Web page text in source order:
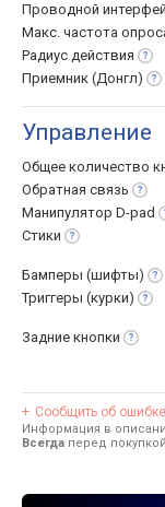
Проводной
Макс. частота
Радиус действия
Приемник (Донгл)
Управление
Общее количество
Обратная связь
Манипулятор D-pad
Стики
Бамперы (шифты)
Триггеры (курки)
Задние кнопки
Сообщить об
Информация в
Всегда перед